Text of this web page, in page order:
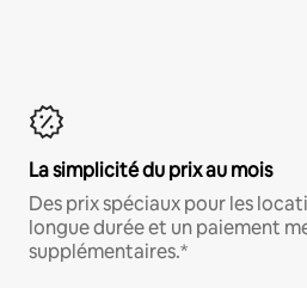
La simplicité du prix au mois
Des prix spéciaux pour les
longue durée et un paiement
supplémentaires.*